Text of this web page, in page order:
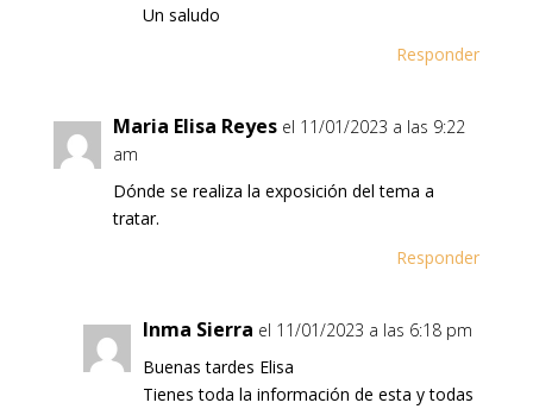
Un saludo
Responder
Maria Elisa Reyes el 11/01/2023 a las 9:22
am
Dónde se realiza la exposición del tema a
tratar.
Responder
Inma Sierra el 11/01/2023 a las 6:18 pm
Buenas tardes Elisa
Tienes toda la información de esta y todas